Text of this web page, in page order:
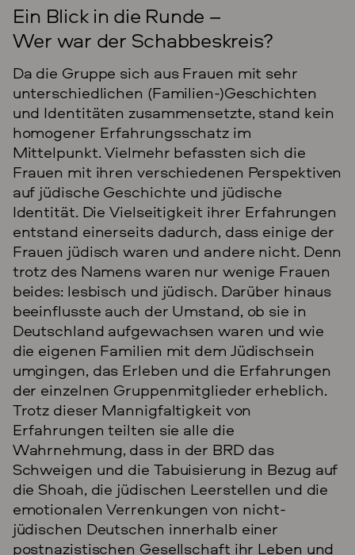
Schabbeskreis
Ein Blick in die Runde –
Wer war der Schabbeskreis?
Da die Gruppe sich aus Frauen mit sehr
unterschiedlichen (Familien-)Geschichten
und Identitäten zusammensetzte, stand kein
homogener Erfahrungsschatz im
Mittelpunkt. Vielmehr befassten sich die
Frauen mit ihren verschiedenen Perspektiven
auf jüdische Geschichte und jüdische
Identität. Die Vielseitigkeit ihrer Erfahrungen
entstand einerseits dadurch, dass einige der
Frauen jüdisch waren und andere nicht. Denn
trotz des Namens waren nur wenige Frauen
beides: lesbisch und jüdisch. Darüber hinaus
beeinflusste auch der Umstand, ob sie in
Deutschland aufgewachsen waren und wie
die eigenen Familien mit dem Jüdischsein
umgingen, das Erleben und die Erfahrungen
der einzelnen Gruppenmitglieder erheblich.
Trotz dieser Mannigfaltigkeit von
Erfahrungen teilten sie alle die
Wahrnehmung, dass in der BRD das
Schweigen und die Tabuisierung in Bezug auf
die Shoah, die jüdischen Leerstellen und die
emotionalen Verrenkungen von nicht-
jüdischen Deutschen innerhalb einer
postnazistischen Gesellschaft ihr Leben und